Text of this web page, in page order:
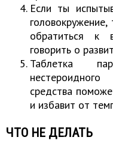
Если ты
обратиться к
говорить о
Таблетка
средства
и избавит от
ЧТО НЕ ДЕЛАТЬ